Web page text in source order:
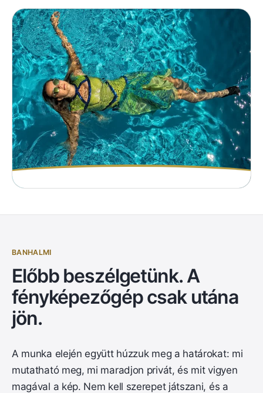
BANHALMI
Előbb beszélgetünk. A
fényképezőgép csak utána
jön.
A munka elején együtt húzzuk meg a határokat: mi
mutatható meg, mi maradjon privát, és mit vigyen
magával a kép. Nem kell szerepet játszani, és a